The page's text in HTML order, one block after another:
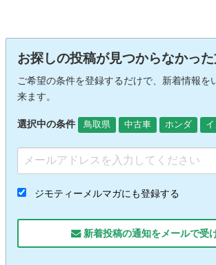
お探しの投稿が見つからなかっ
ご希望の条件を登録するだけで、新着情報を
来ます。
選択中の条件 鳥取県 中古車 ホンダ
ジモティーメルマガにも登録する
新着投稿の通知をメールで受